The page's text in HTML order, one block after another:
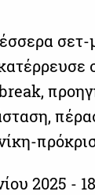
2025 -